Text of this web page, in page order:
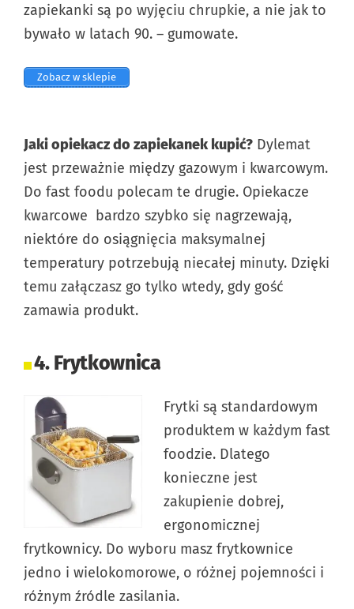
zapiekanki są po wyjęciu chrupkie, a nie jak to
bywało w latach 90. – gumowate.
Zobacz w sklepie
Jaki opiekacz do zapiekanek kupić? Dylemat
jest przeważnie między gazowym i kwarcowym.
Do fast foodu polecam te drugie. Opiekacze
kwarcowe bardzo szybko się nagrzewają,
niektóre do osiągnięcia maksymalnej
temperatury potrzebują niecałej minuty. Dzięki
temu załączasz go tylko wtedy, gdy gość
zamawia produkt.
4. Frytkownica
Frytki są standardowym
produktem w każdym fast
foodzie. Dlatego
konieczne jest
zakupienie dobrej,
ergonomicznej
frytkownicy. Do wyboru masz frytkownice
jedno i wielokomorowe, o różnej pojemności i
różnym źródle zasilania.